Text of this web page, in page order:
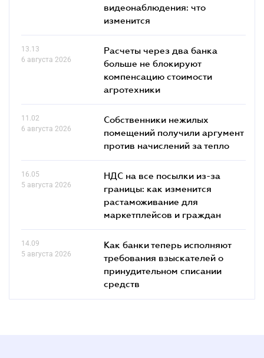
видеонаблюдения: что
изменится
13.13
6 августа 2026
Расчеты через два банка
больше не блокируют
компенсацию стоимости
агротехники
11.02
6 августа 2026
Собственники нежилых
помещений получили аргумент
против начислений за тепло
16.05
5 августа 2026
НДС на все посылки из-за
границы: как изменится
растаможивание для
маркетплейсов и граждан
14.09
5 августа 2026
Как банки теперь исполняют
требования взыскателей о
принудительном списании
средств